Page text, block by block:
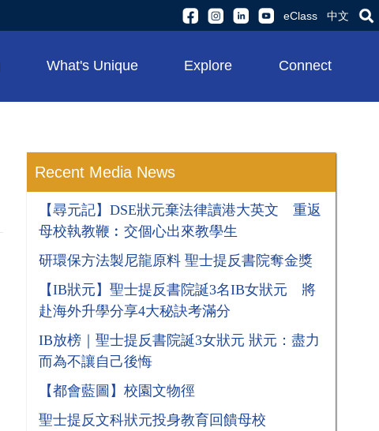
eClass 中文
What's Unique Explore Connect
Recent Media News
【尋元記】DSE狀元棄法律讀港大英文 重返
母校執教鞭︰交個心出來教學生
研環保方法製尼龍原料 聖士提反書院奪金獎
【IB狀元】聖士提反書院誕3名IB女狀元 將
赴海外升學分享4大秘訣考滿分
​​​​​​​IB放榜｜聖士提反書院誕3女狀元 狀元：盡力
而為不讓自己後悔
【都會藍圖】校園文物徑
聖士提反文科狀元投身教育回饋母校